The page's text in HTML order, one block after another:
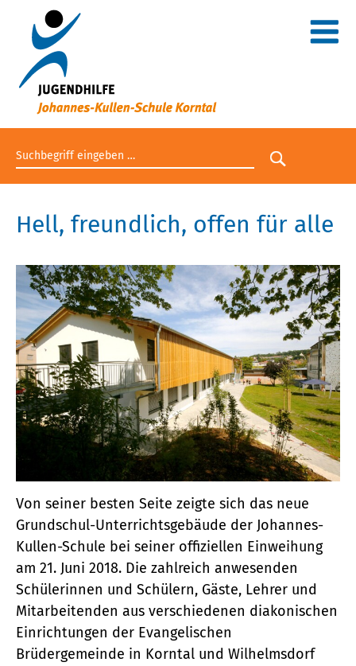
Suchbegriff eingeben
Suche
Hell, freundlich, offen für alle
Von seiner besten Seite zeigte sich das neue
Grundschul-Unterrichts­gebäude der Johannes-
Kullen-Schule bei seiner offiziellen Einweihung
am 21. Juni 2018. Die zahlreich anwesenden
Schülerinnen und Schülern, Gäste, Lehrer und
Mitarbeitenden aus verschiedenen diakonischen
Einrichtungen der Evangelischen
Brüdergemeinde in Korntal und Wilhelmsdorf